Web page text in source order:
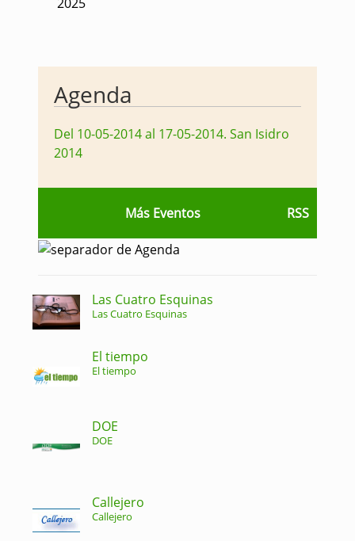
Agenda
Del 10-05-2014 al 17-05-2014. San Isidro
2014
Más Eventos RSS
Las Cuatro Esquinas
Las Cuatro Esquinas
El tiempo
El tiempo
DOE
DOE
Callejero
Callejero